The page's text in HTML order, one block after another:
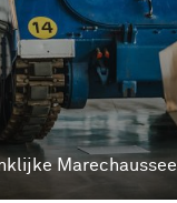
Marechaussee